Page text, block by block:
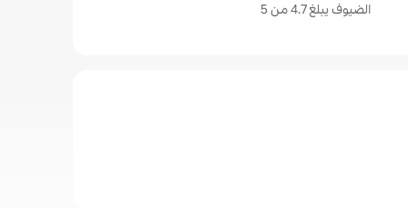
الضيوف يبلغ 4.7 من 5